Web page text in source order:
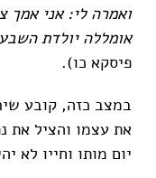
ואמרה לי: אני אמך
אומללה יולדת
פיסקא כו).
במצב כזה, קובע
את עצמו והציל את
יום מותו וחייו לא